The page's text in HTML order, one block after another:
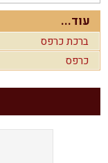
עוד...
ברכת כרפס
כרפס